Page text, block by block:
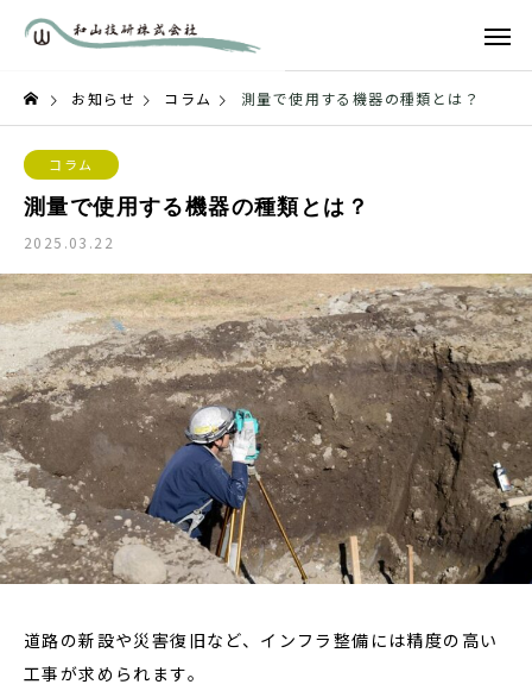
お知らせ コラム 測量で使用する機器の種類とは？
コラム
測量で使用する機器の種類とは？
2025.03.22
道路の新設や災害復旧など、インフラ整備には精度の高い
工事が求められます。